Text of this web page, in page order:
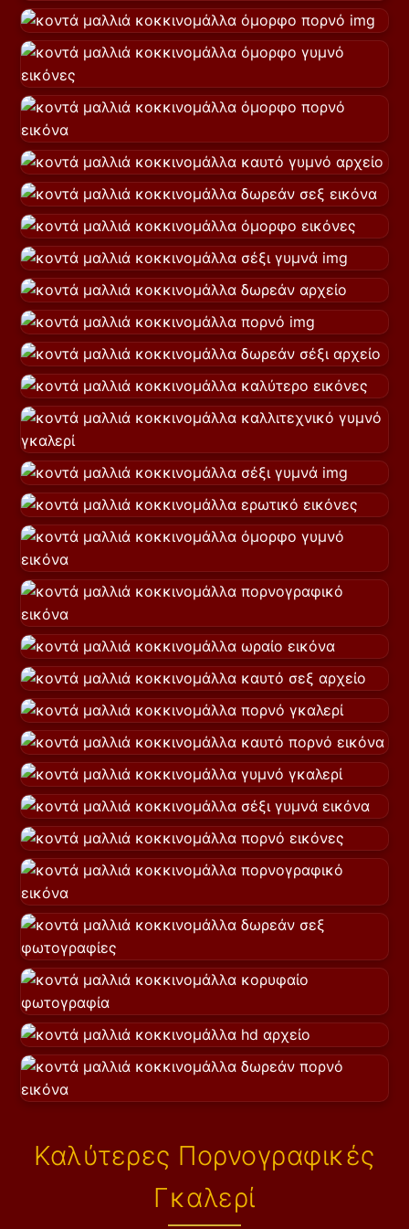
Καλύτερες Πορνογραφικές
Γκαλερί